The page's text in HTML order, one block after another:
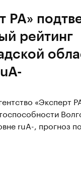
РА»
рейтинг
«Эксперт
ruА-, прогноз